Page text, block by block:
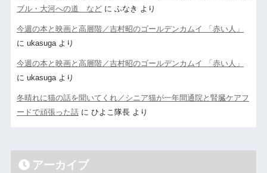
ブル・大河への道 などに ふなき より
今週の本と映画と高層階／吉村昭のゴールデンカムイ 「赤い人」
に ukasugaより
今週の本と映画と高層階／吉村昭のゴールデンカムイ 「赤い人」
に ukasugaより
冬晴れに猫の話を聞いてくれ／シニア猫が一年間通院と腎臓ケアフ
ードで頑張った話に ひよこ隊長より
アーカイブ